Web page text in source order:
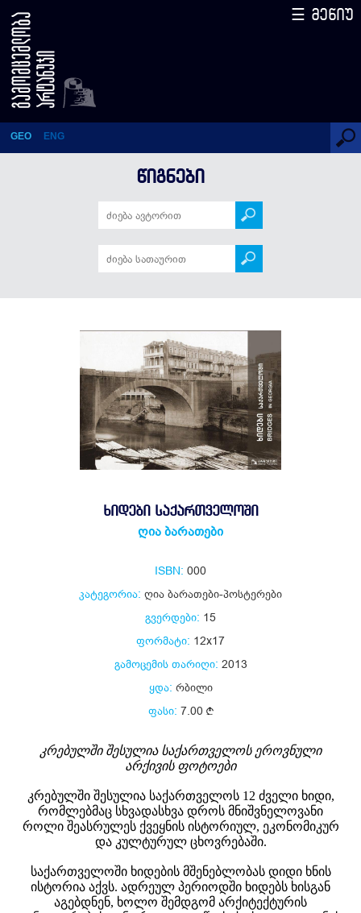
ხიდები საქართველოში
GEO ENG
☰ მენიუ
ᲬᲘᲒᲜᲔᲑᲘ
ᲮᲘᲓᲔᲑᲘ ᲡᲐᲥᲐᲠᲗᲕᲔᲚᲝᲨᲘ
ღია ბარათები
ISBN: 000
კატეგორია: ღია ბარათები-პოსტერები
გვერდები: 15
ფორმატი: 12x17
გამოცემის თარიღი: 2013
ყდა: რბილი
ფასი: 7.00
კრებულში შესულია საქართველოს ეროვნული
არქივის ფოტოები
კრებულში შესულია საქართველოს 12 ძველი ხიდი,
რომლებმაც სხვადასხვა დროს მნიშვნელოვანი
როლი შეასრულეს ქვეყნის ისტორიულ, ეკონომიკურ
და კულტურულ ცხოვრებაში.
საქართველოში ხიდების მშენებლობას დიდი ხნის
ისტორია აქვს. ადრეულ პერიოდში ხიდებს ხისგან
აგებდნენ, ხოლო შემდგომ არქიტექტურის